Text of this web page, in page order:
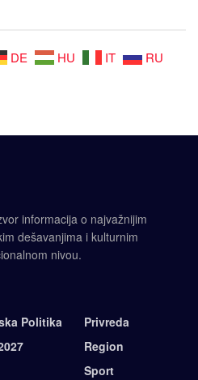
DE HU IT RU
informacija o najvažnijim
dešavanjima i kulturnim
nivou.
Politika
Privreda
Region
Sport